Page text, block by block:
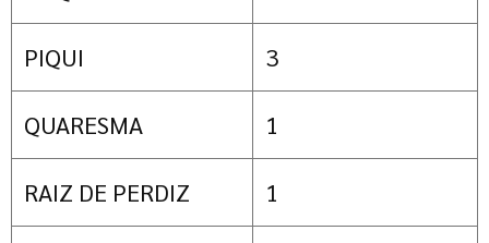
PIQUI 3
QUARESMA 1
RAIZ DE PERDIZ 1